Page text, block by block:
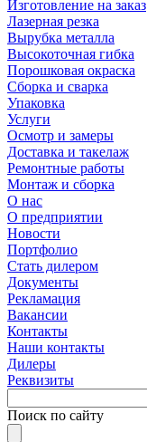
Изготовление на заказ
Лазерная резка
Вырубка металла
Высокоточная гибка
Порошковая окраска
Сборка и сварка
Упаковка
Услуги
Осмотр и замеры
Доставка и такелаж
Ремонтные работы
Монтаж и сборка
О нас
О предприятии
Новости
Портфолио
Стать дилером
Документы
Рекламация
Вакансии
Контакты
Наши контакты
Дилеры
Реквизиты
Поиск по сайту